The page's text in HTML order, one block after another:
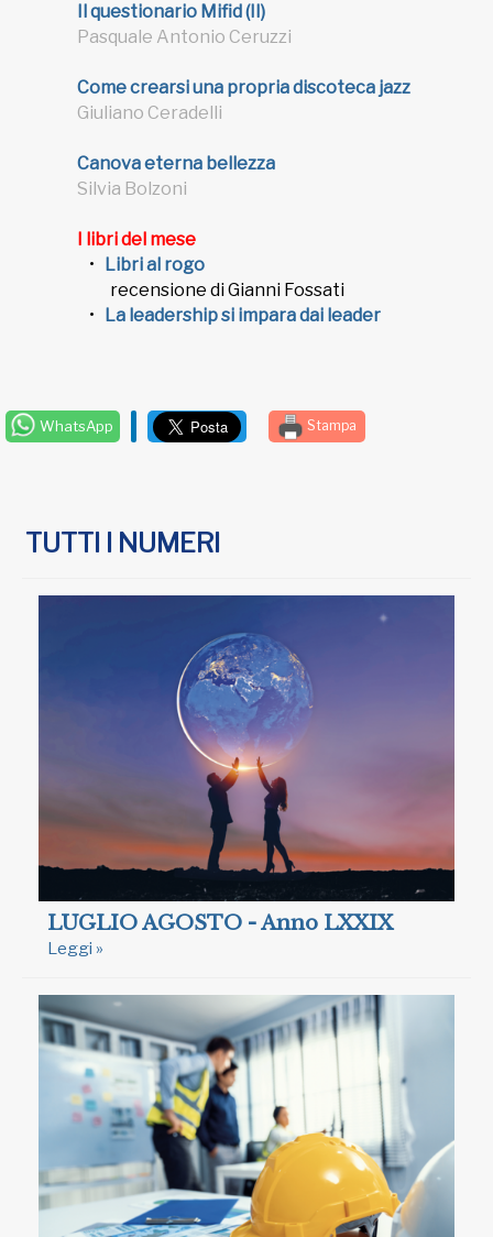
Il questionario Mifid (II)
Pasquale Antonio Ceruzzi
Come crearsi una propria discoteca jazz
Giuliano Ceradelli
Canova eterna bellezza
Silvia Bolzoni
I libri del mese
Libri al rogo
recensione di Gianni Fossati
La leadership si impara dai leader
WhatsApp Stampa
TUTTI I NUMERI
LUGLIO AGOSTO - Anno LXXIX
Leggi »